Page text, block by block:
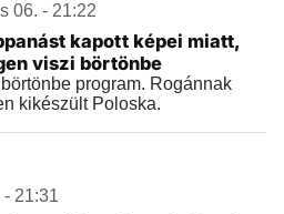
06. - 21:22
kapott képei miatt,
viszi börtönbe
program. Rogánnak
kikészült Poloska.
21:31